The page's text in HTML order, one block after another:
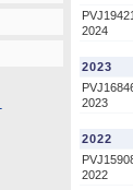
2024
2023
2023
2022
2022